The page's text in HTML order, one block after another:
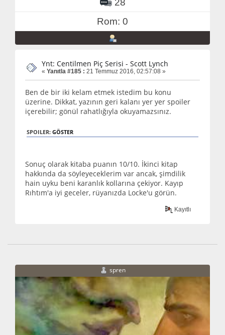
28
Rom: 0
Ynt: Centilmen Piç Serisi - Scott Lynch
« Yanıtla #185 : 21 Temmuz 2016, 02:57:08 »
Ben de bir iki kelam etmek istedim bu konu
üzerine. Dikkat, yazının geri kalanı yer yer spoiler
içerebilir; gönül rahatlığıyla okuyamazsınız.
SPOILER: GÖSTER
Sonuç olarak kitaba puanın 10/10. İkinci kitap
hakkında da söyleyeceklerim var ancak, şimdilik
hain uyku beni karanlık kollarına çekiyor. Kayıp
Rıhtım'a iyi geceler, rüyanızda Locke'u görün.
Kayıtlı
spren